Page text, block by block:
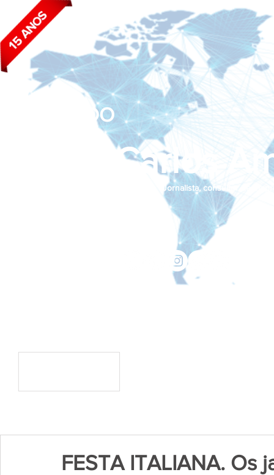
João Carlos
BLOG DO
Jornalista, consultor de
FESTA ITALIANA. Os